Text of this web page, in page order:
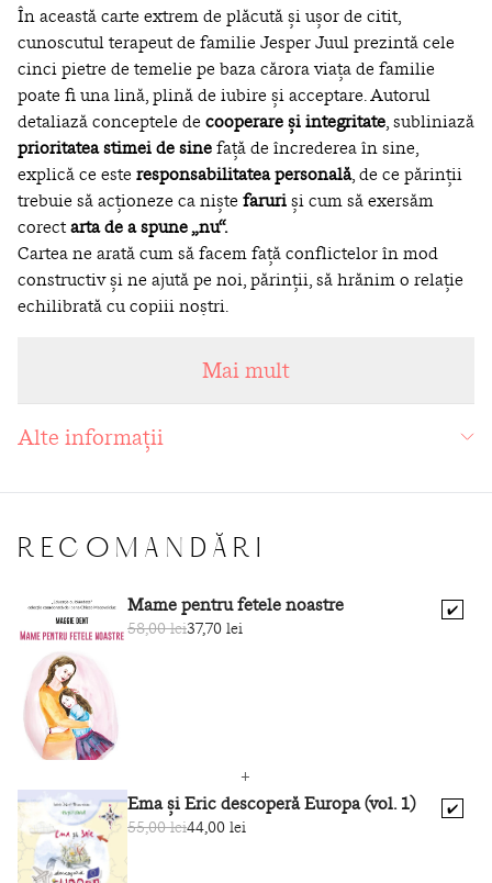
În această carte extrem de plăcută și ușor de citit,
cunoscutul terapeut de familie Jesper Juul prezintă cele
cinci pietre de temelie pe baza cărora viața de familie
poate fi una lină, plină de iubire și acceptare. Autorul
detaliază conceptele de cooperare și integritate, subliniază
prioritatea stimei de sinefață de încrederea în sine,
explică ce este responsabilitatea personală, de ce părinții
trebuie să acționeze ca niște faruriși cum să exersăm
corectarta de a spune „nu“.
Cartea ne arată cum să facem față conflictelor în mod
constructiv și ne ajută pe noi, părinții, să hrănim o relație
echilibrată cu copiii noștri.
importanți și inovatori terapeuți de familie din Europa,
consilier de conflict și fondator al proiectului de
consiliere pentru părinți Familylab International. A
devenit cunoscut la nivel internațional prin modul său
Mai mult
Alte informații
RECOMANDĂRI
✔️
Mame pentru fetele noastre
58,00 lei37,70 lei
✔️
Ema și Eric descoperă Europa (vol. 1)
55,00 lei44,00 lei